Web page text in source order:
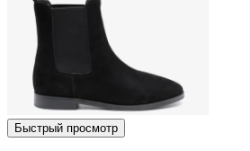
Быстрый просмотр